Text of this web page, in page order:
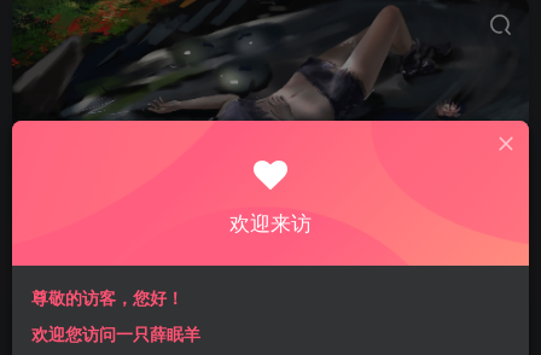
排序 更新 浏览 点赞 评论
欢迎来访
尊敬的访客，您好！
欢迎您访问一只薛眠羊